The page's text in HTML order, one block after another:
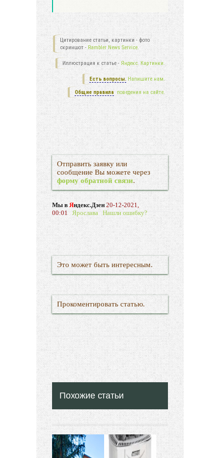
Цитирование статьи, картинки - фото
скриншот - Rambler News Service.
Иллюстрация к статье - Яндекс. Картинки.
Есть вопросы. Напишите нам.
Общие правила поведения на сайте.
Отправить заявку или
сообщение Вы можете через
форму обратной связи.
Мы вЯндекс.Дзен 20-12-2021,
00:01 Ярослава Нашли ошибку?
Это может быть интересным.
Прокоментировать статью.
Похожие статьи